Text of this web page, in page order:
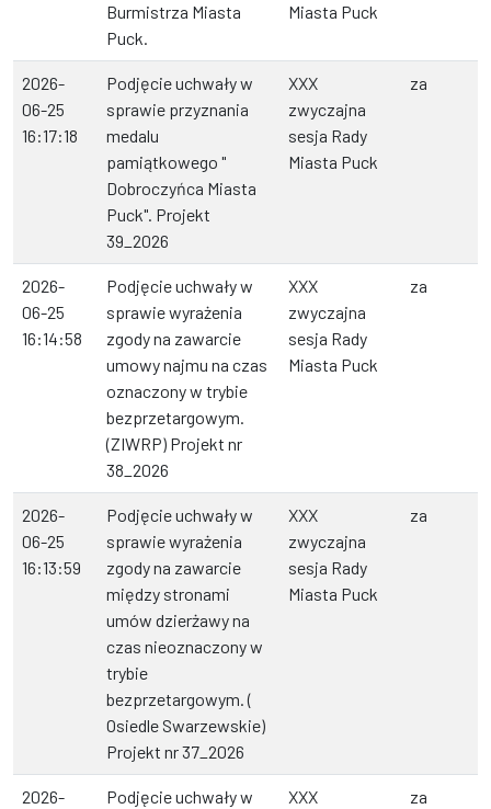
Burmistrza Miasta
Puck.
Miasta Puck
2026-
06-25
16:17:18
Podjęcie uchwały w
sprawie przyznania
medalu
pamiątkowego "
Dobroczyńca Miasta
Puck". Projekt
39_2026
XXX
zwyczajna
sesja Rady
Miasta Puck
za
2026-
06-25
16:14:58
Podjęcie uchwały w
sprawie wyrażenia
zgody na zawarcie
umowy najmu na czas
oznaczony w trybie
bezprzetargowym.
(ZIWRP) Projekt nr
38_2026
XXX
zwyczajna
sesja Rady
Miasta Puck
za
2026-
06-25
16:13:59
Podjęcie uchwały w
sprawie wyrażenia
zgody na zawarcie
między stronami
umów dzierżawy na
czas nieoznaczony w
trybie
bezprzetargowym. (
Osiedle Swarzewskie)
Projekt nr 37_2026
XXX
zwyczajna
sesja Rady
Miasta Puck
za
2026-
Podjęcie uchwały w
XXX
za